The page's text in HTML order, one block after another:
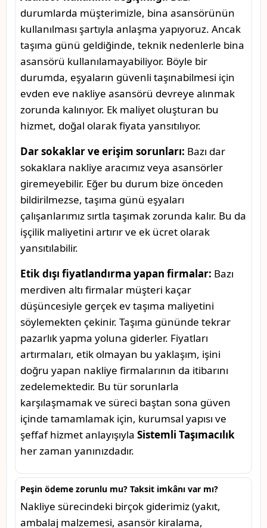
durumlarda müşterimizle, bina asansörünün
kullanılması şartıyla anlaşma yapıyoruz. Ancak
taşıma günü geldiğinde, teknik nedenlerle bina
asansörü kullanılamayabiliyor. Böyle bir
durumda, eşyaların güvenli taşınabilmesi için
evden eve nakliye asansörü devreye alınmak
zorunda kalınıyor. Ek maliyet oluşturan bu
hizmet, doğal olarak fiyata yansıtılıyor.
Dar sokaklar ve erişim sorunları: Bazı dar
sokaklara nakliye aracımız veya asansörler
giremeyebilir. Eğer bu durum bize önceden
bildirilmezse, taşıma günü eşyaları
çalışanlarımız sırtla taşımak zorunda kalır. Bu da
işçilik maliyetini artırır ve ek ücret olarak
yansıtılabilir.
Etik dışı fiyatlandırma yapan firmalar: Bazı
merdiven altı firmalar müşteri kaçar
düşüncesiyle gerçek ev taşıma maliyetini
söylemekten çekinir. Taşıma gününde tekrar
pazarlık yapma yoluna giderler. Fiyatları
artırmaları, etik olmayan bu yaklaşım, işini
doğru yapan nakliye firmalarının da itibarını
zedelemektedir. Bu tür sorunlarla
karşılaşmamak ve süreci baştan sona güven
içinde tamamlamak için, kurumsal yapısı ve
şeffaf hizmet anlayışıyla Sistemli Taşımacılık
her zaman yanınızdadır.
Peşin ödeme zorunlu mu? Taksit imkânı var mı?
Nakliye sürecindeki birçok giderimiz (yakıt,
ambalaj malzemesi, asansör kiralama,